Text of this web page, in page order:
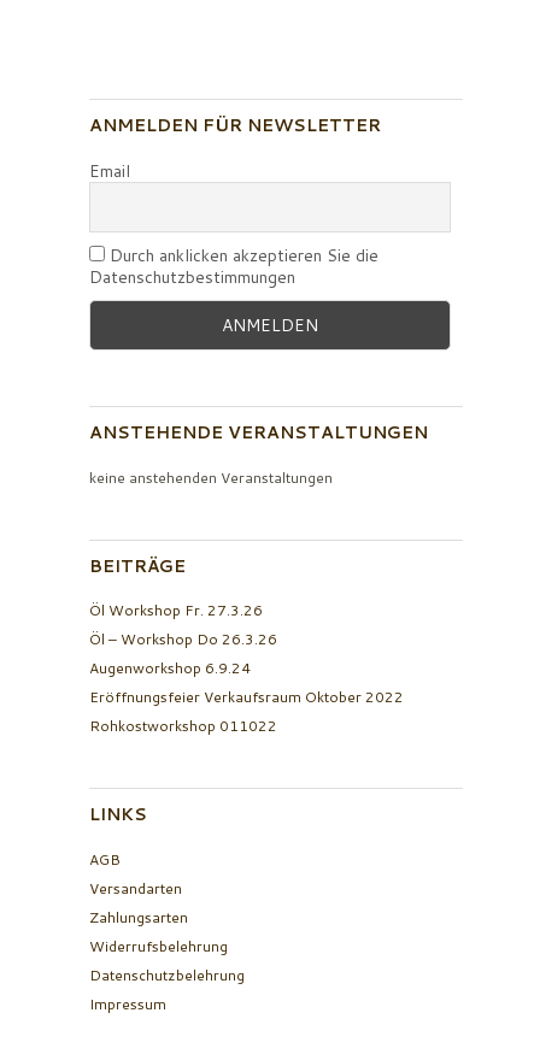
ANMELDEN FÜR NEWSLETTER
Email
Durch anklicken akzeptieren Sie die
Datenschutzbestimmungen
ANSTEHENDE VERANSTALTUNGEN
keine anstehenden Veranstaltungen
BEITRÄGE
Öl Workshop Fr. 27.3.26
Öl – Workshop Do 26.3.26
Augenworkshop 6.9.24
Eröffnungsfeier Verkaufsraum Oktober 2022
Rohkostworkshop 011022
LINKS
AGB
Versandarten
Zahlungsarten
Widerrufsbelehrung
Datenschutzbelehrung
Impressum